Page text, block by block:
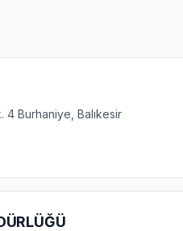
4 Burhaniye, Balıkesir